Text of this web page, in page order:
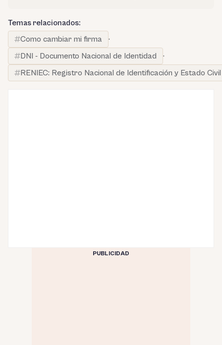
Temas relacionados:
Como cambiar mi firma
·
DNI - Documento Nacional de Identidad
·
RENIEC: Registro Nacional de Identificación y Estado Civil
PUBLICIDAD